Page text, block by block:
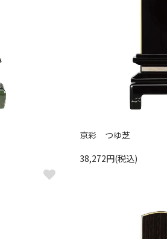
京彩 つゆ芝
38,272円(税込)